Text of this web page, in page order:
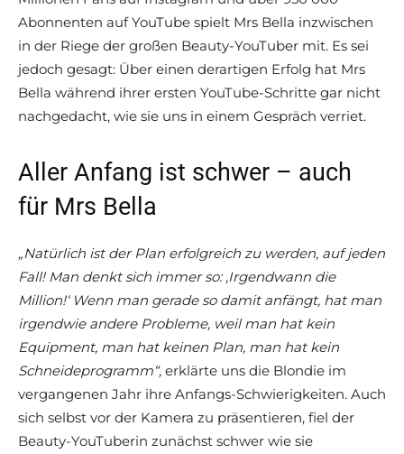
Abonnenten auf YouTube spielt Mrs Bella inzwischen
in der Riege der großen Beauty-YouTuber mit. Es sei
jedoch gesagt: Über einen derartigen Erfolg hat Mrs
Bella während ihrer ersten YouTube-Schritte gar nicht
nachgedacht, wie sie uns in einem Gespräch verriet.
Aller Anfang ist schwer – auch
für Mrs Bella
„Natürlich ist der Plan erfolgreich zu werden, auf jeden
Fall! Man denkt sich immer so: ‚Irgendwann die
Million!‘ Wenn man gerade so damit anfängt, hat man
irgendwie andere Probleme, weil man hat kein
Equipment, man hat keinen Plan, man hat kein
Schneideprogramm“, erklärte uns die Blondie im
vergangenen Jahr ihre Anfangs-Schwierigkeiten. Auch
sich selbst vor der Kamera zu präsentieren, fiel der
Beauty-YouTuberin zunächst schwer wie sie